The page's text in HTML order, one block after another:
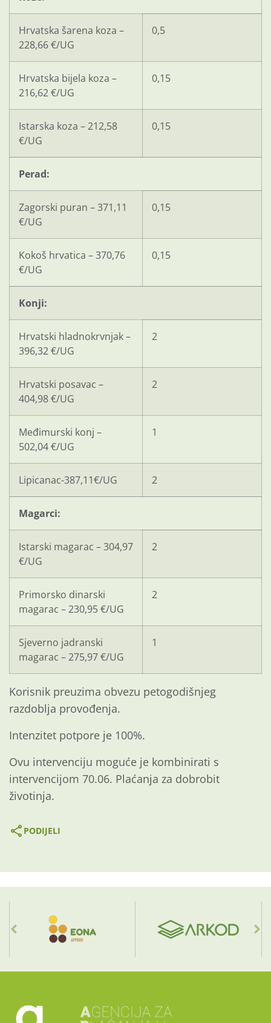
Hrvatska šarena koza –
228,66 €/UG
0,5
Hrvatska bijela koza –
216,62 €/UG
0,15
Istarska koza – 212,58
€/UG
0,15
Perad:
Zagorski puran – 371,11
€/UG
0,15
Kokoš hrvatica – 370,76
€/UG
0,15
Konji:
Hrvatski hladnokrvnjak –
396,32 €/UG
2
Hrvatski posavac –
404,98 €/UG
2
Međimurski konj –
502,04 €/UG
1
Lipicanac-387,11€/UG 2
Magarci:
Istarski magarac – 304,97
€/UG
2
Primorsko dinarski
magarac – 230,95 €/UG
2
Sjeverno jadranski
magarac – 275,97 €/UG
1
Korisnik preuzima obvezu petogodišnjeg
razdoblja provođenja.
Intenzitet potpore je 100%.
Ovu intervenciju moguće je kombinirati s
intervencijom 70.06. Plaćanja za dobrobit
životinja.
PODIJELI